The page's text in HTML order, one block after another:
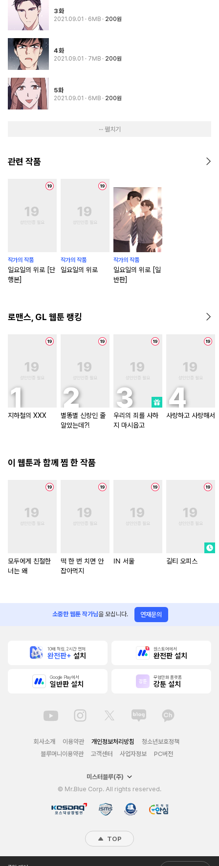
3화
2021.09.01 · 6MB 200원
4화
2021.09.01 · 7MB 200원
5화
2021.09.01 · 6MB 200원
··· 펼치기
관련 작품
작가의 작품
일요일의 위로 [단
행본]
작가의 작품
일요일의 위로
작가의 작품
일요일의 위로 [일
반판]
로맨스, GL 웹툰 랭킹
지하철의 XXX
별똥별 신랑인 줄
알았는데?!
우리의 죄를 사하
지 마시옵고
사랑하고 사랑해서
이 웹툰과 함께 찜 한 작품
모두에게 친절한
너는 왜
떡 한 번 치면 안
잡아먹지
IN 서울 길티 오피스
소중한 웹툰 작가님을 모십니다. 연재문의
10배 적립, 2시간 먼저
완전판+ 설치
원스토어에서
완전판 설치
Google Play에서
일반판 설치
무협만화 플랫폼
강툰 설치
회사소개 이용약관 개인정보처리방침
청소년보호정책
블루머니이용약관
고객센터 사업자정보 PC버전
미스터블루(주)
© Mr.Blue Corp. All rights reserved.
TOP